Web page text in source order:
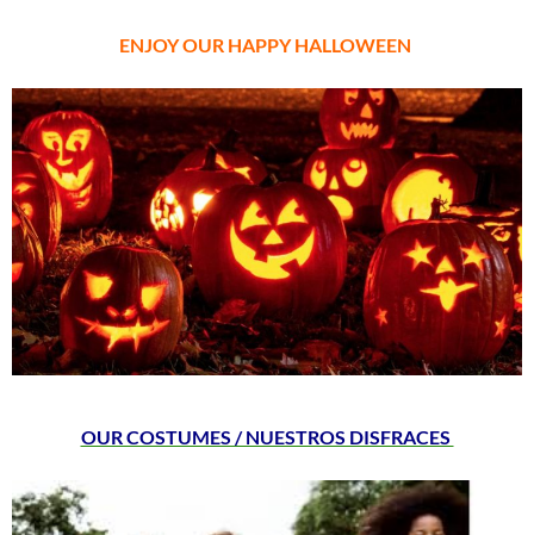
ENJOY OUR HAPPY HALLOWEEN
OUR COSTUMES / NUESTROS DISFRACES